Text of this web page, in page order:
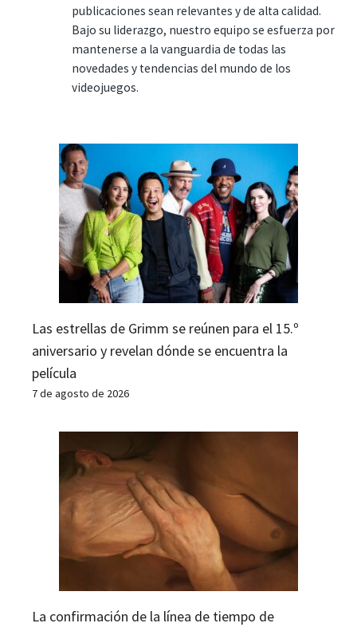
publicaciones sean relevantes y de alta calidad.
Bajo su liderazgo, nuestro equipo se esfuerza por
mantenerse a la vanguardia de todas las
novedades y tendencias del mundo de los
videojuegos.
Las estrellas de Grimm se reúnen para el 15.º
aniversario y revelan dónde se encuentra la
película
7 de agosto de 2026
La confirmación de la línea de tiempo de